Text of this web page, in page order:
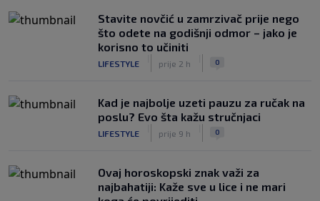
Stavite novčić u zamrzivač prije nego
što odete na godišnji odmor – jako je
korisno to učiniti
LIFESTYLE prije 2 h 0
Kad je najbolje uzeti pauzu za ručak na
poslu? Evo šta kažu stručnjaci
LIFESTYLE prije 9 h 0
Ovaj horoskopski znak važi za
najbahatiji: Kaže sve u lice i ne mari